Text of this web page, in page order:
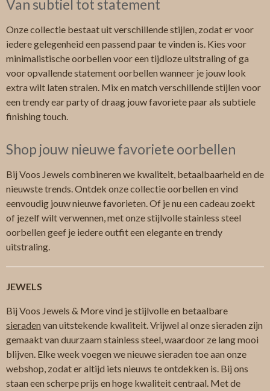
Van subtiel tot statement
Onze collectie bestaat uit verschillende stijlen, zodat er voor
iedere gelegenheid een passend paar te vinden is. Kies voor
minimalistische oorbellen voor een tijdloze uitstraling of ga
voor opvallende statement oorbellen wanneer je jouw look
extra wilt laten stralen. Mix en match verschillende stijlen voor
een trendy ear party of draag jouw favoriete paar als subtiele
finishing touch.
Shop jouw nieuwe favoriete oorbellen
Bij Voos Jewels combineren we kwaliteit, betaalbaarheid en de
nieuwste trends. Ontdek onze collectie oorbellen en vind
eenvoudig jouw nieuwe favorieten. Of je nu een cadeau zoekt
of jezelf wilt verwennen, met onze stijlvolle stainless steel
oorbellen geef je iedere outfit een elegante en trendy
uitstraling.
JEWELS
Bij Voos Jewels & More vind je stijlvolle en betaalbare
sieraden van uitstekende kwaliteit. Vrijwel al onze sieraden zijn
gemaakt van duurzaam stainless steel, waardoor ze lang mooi
blijven. Elke week voegen we nieuwe sieraden toe aan onze
webshop, zodat er altijd iets nieuws te ontdekken is. Bij ons
staan een scherpe prijs en hoge kwaliteit centraal. Met de